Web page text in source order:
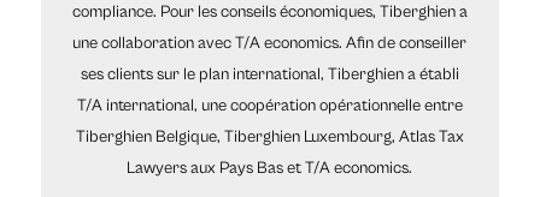
compliance. Pour les conseils économiques, Tiberghien a
une collaboration avec T/A economics. Afin de conseiller
ses clients sur le plan international, Tiberghien a établi
T/A international, une coopération opérationnelle entre
Tiberghien Belgique, Tiberghien Luxembourg, Atlas Tax
Lawyers aux Pays Bas et T/A economics.